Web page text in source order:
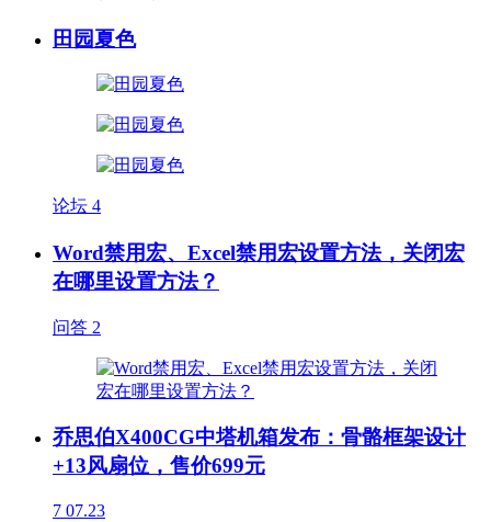
田园夏色
论坛 4
Word禁用宏、Excel禁用宏设置方法，关闭宏
在哪里设置方法？
问答 2
乔思伯X400CG中塔机箱发布：骨骼框架设计
+13风扇位，售价699元
7 07.23